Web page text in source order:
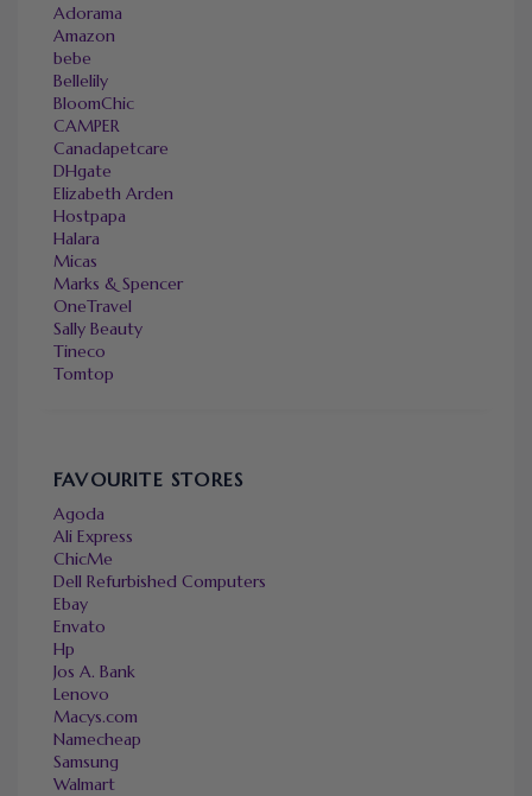
Adorama
Amazon
bebe
Bellelily
BloomChic
CAMPER
Canadapetcare
DHgate
Elizabeth Arden
Hostpapa
Halara
Micas
Marks & Spencer
OneTravel
Sally Beauty
Tineco
Tomtop
FAVOURITE STORES
Agoda
Ali Express
ChicMe
Dell Refurbished Computers
Ebay
Envato
Hp
Jos A. Bank
Lenovo
Macys.com
Namecheap
Samsung
Walmart